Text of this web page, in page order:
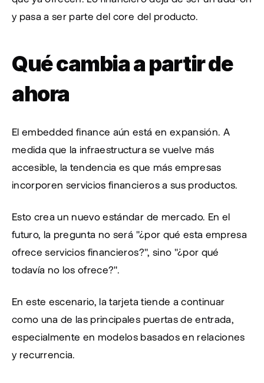
y pasa a ser parte del core del producto.
Qué cambia a partir de
ahora
El embedded finance aún está en expansión. A
medida que la infraestructura se vuelve más
accesible, la tendencia es que más empresas
incorporen servicios financieros a sus productos.
Esto crea un nuevo estándar de mercado. En el
futuro, la pregunta no será "¿por qué esta empresa
ofrece servicios financieros?", sino "¿por qué
todavía no los ofrece?".
En este escenario, la tarjeta tiende a continuar
como una de las principales puertas de entrada,
especialmente en modelos basados en relaciones
y recurrencia.